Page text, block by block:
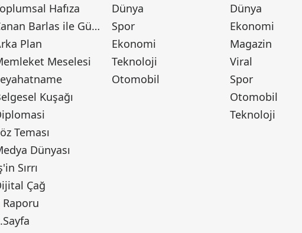
Hafıza
Canan Barlas ile Gündem
Plan
Meselesi
Kuşağı
Teması
Dünyası
Sırrı
Çağ
Raporu
Dünya
Spor
Ekonomi
Teknoloji
Otomobil
Dünya
Ekonomi
Magazin
Viral
Spor
Otomobil
Teknoloji